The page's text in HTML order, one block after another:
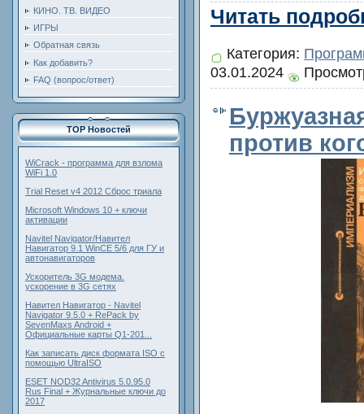
КИНО. ТВ. ВИДЕО
ИГРЫ
Обратная связь
Как добавить?
FAQ (вопрос/ответ)
TOP Новостей
WiCrack - программа для взлома
WiFi 1.0
Trial Reset v4 2012 Сброс триала
Microsoft Windows 10 + ключи
активации
Navitel Navigator/Навител
Навигатор 9.1 WinCE 5/6 для ГУ и
автонавигаторов
Ускоритель 3G модема.
ускорение в 3G сетях
Навител Навигатор - Navitel
Navigator 9.5.0 + RePack by
SevenMaxs Android +
Официальные карты Q1-201...
Как записать диск формата ISO с
помощью UltraISO
ESET NOD32 Antivirus 5.0.95.0
Rus Final + Журнальные ключи до
2017
Читать
Категория:
03.01.2024
против